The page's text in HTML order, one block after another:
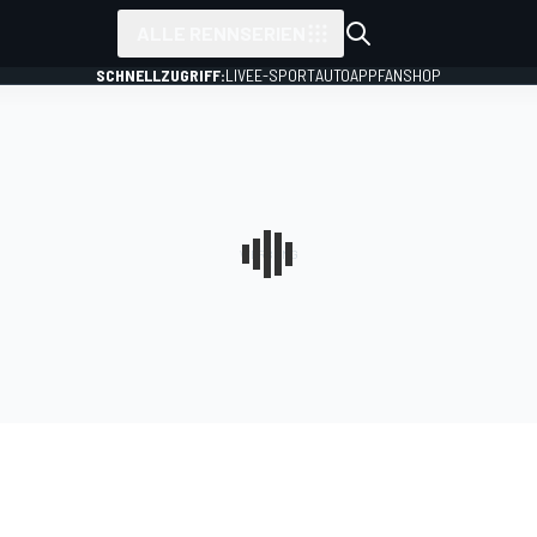
SCHNELLZUGRIFF:LIVEE-SPORTAUTOAPPFANSHOP